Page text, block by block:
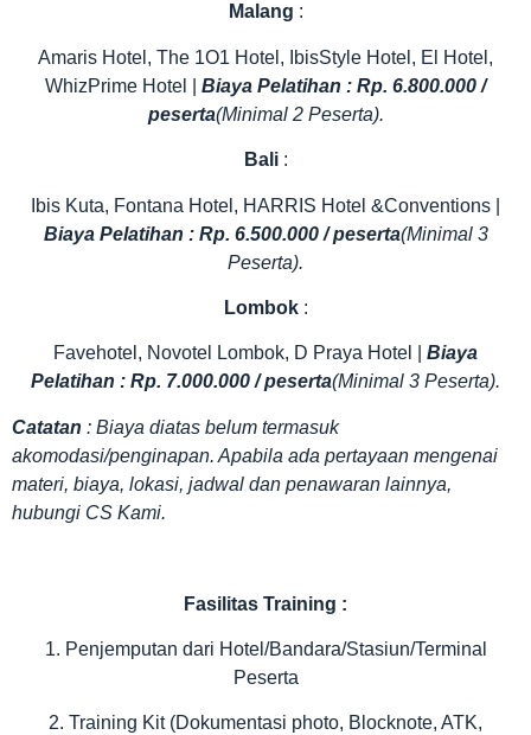
Malang :
Amaris Hotel, The 1O1 Hotel, IbisStyle Hotel, El Hotel,
WhizPrime Hotel | Biaya Pelatihan : Rp. 6.800.000 /
peserta(Minimal 2 Peserta).
Bali :
Ibis Kuta, Fontana Hotel, HARRIS Hotel &Conventions |
Biaya Pelatihan : Rp. 6.500.000 / peserta(Minimal 3
Peserta).
Lombok :
Favehotel, Novotel Lombok, D Praya Hotel | Biaya
Pelatihan : Rp. 7.000.000 / peserta(Minimal 3 Peserta).
Catatan : Biaya diatas belum termasuk
akomodasi/penginapan. Apabila ada pertayaan mengenai
materi, biaya, lokasi, jadwal dan penawaran lainnya,
hubungi CS Kami.
Fasilitas Training :
1. Penjemputan dari Hotel/Bandara/Stasiun/Terminal
Peserta
2. Training Kit (Dokumentasi photo, Blocknote, ATK,